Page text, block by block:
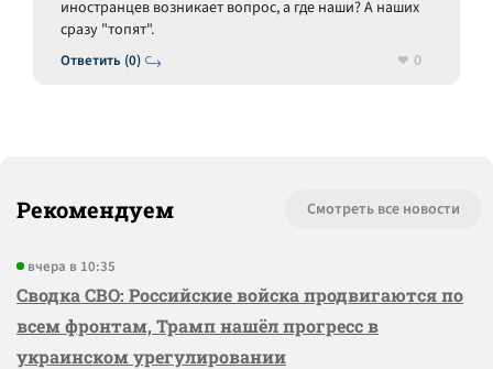
Ответить (0)
иностранцев возникает вопрос, а где наши? А наших
сразу "топят".
0
Рекомендуем Смотреть все новости
вчера в 10:35
Сводка СВО: Российские войска продвигаются по
всем фронтам, Трамп нашёл прогресс в
украинском урегулировании